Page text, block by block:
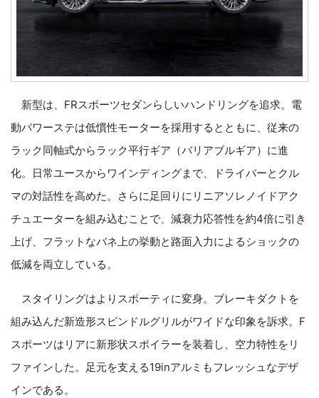
新型は、FRスポーツセダンらしいハンドリングを追求。電
動パワーステは低慣性モーターを採用するとともに、従来の
ラック同軸式からラック平行ギア（バリアブルギア）に進
化。日常ユースからワインディングまで、ドライバーとクル
マの対話性を高めた。さらに足回りにリニアソレノイドアク
チュエーターを組み込むことで、減衰力応答性を約4倍に引き
上げ、フラットなバネ上の挙動と路面入力によるショックの
低減を両立している。
スタイリングはよりスポーティに変身。ブレーキダクトを
組み込んだ新造形スピンドルグリルがワイドな印象を訴求。F
スポーツはリアに新形状スポイラーを装着し、空力特性をリ
ファインした。足元を支える19inアルミもフレッシュなデザ
インである。